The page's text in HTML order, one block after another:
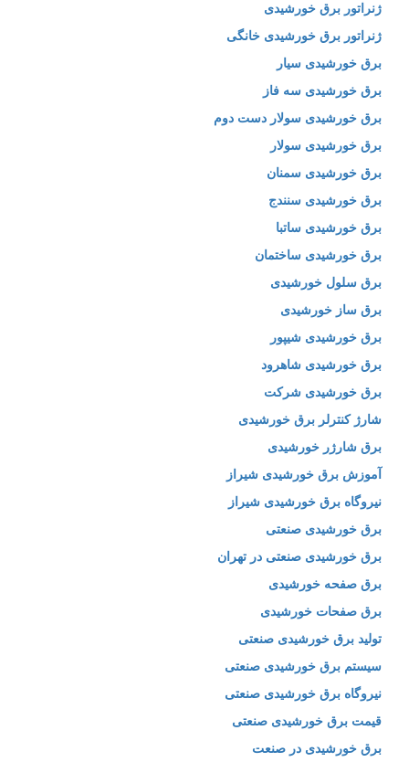
ژنراتور برق خورشیدی
ژنراتور برق خورشیدی خانگی
برق خورشیدی سیار
برق خورشیدی سه فاز
برق خورشیدی سولار دست دوم
برق خورشیدی سولار
برق خورشیدی سمنان
برق خورشیدی سنندج
برق خورشیدی ساتبا
برق خورشیدی ساختمان
برق سلول خورشیدی
برق ساز خورشیدی
برق خورشیدی شیپور
برق خورشیدی شاهرود
برق خورشیدی شرکت
شارژ کنترلر برق خورشیدی
برق شارژر خورشیدی
آموزش برق خورشیدی شیراز
نیروگاه برق خورشیدی شیراز
برق خورشیدی صنعتی
برق خورشیدی صنعتی در تهران
برق صفحه خورشیدی
برق صفحات خورشیدی
تولید برق خورشیدی صنعتی
سیستم برق خورشیدی صنعتی
نیروگاه برق خورشیدی صنعتی
قیمت برق خورشیدی صنعتی
برق خورشیدی در صنعت